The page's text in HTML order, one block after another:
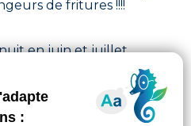
de fritures !!!!
en juin et juillet,
mars, avril et mai, ainsi
18h en mars, avril mai,